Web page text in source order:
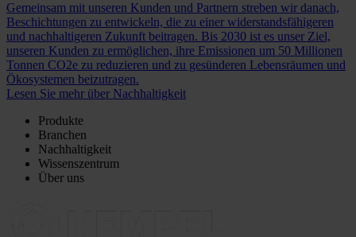
Gemeinsam mit unseren Kunden und Partnern streben wir danach,
Beschichtungen zu entwickeln, die zu einer widerstandsfähigeren
und nachhaltigeren Zukunft beitragen. Bis 2030 ist es unser Ziel,
unseren Kunden zu ermöglichen, ihre Emissionen um 50 Millionen
Tonnen CO2e zu reduzieren und zu gesünderen Lebensräumen und
Ökosystemen beizutragen.
Lesen Sie mehr über Nachhaltigkeit
Produkte
Branchen
Nachhaltigkeit
Wissenszentrum
Über uns